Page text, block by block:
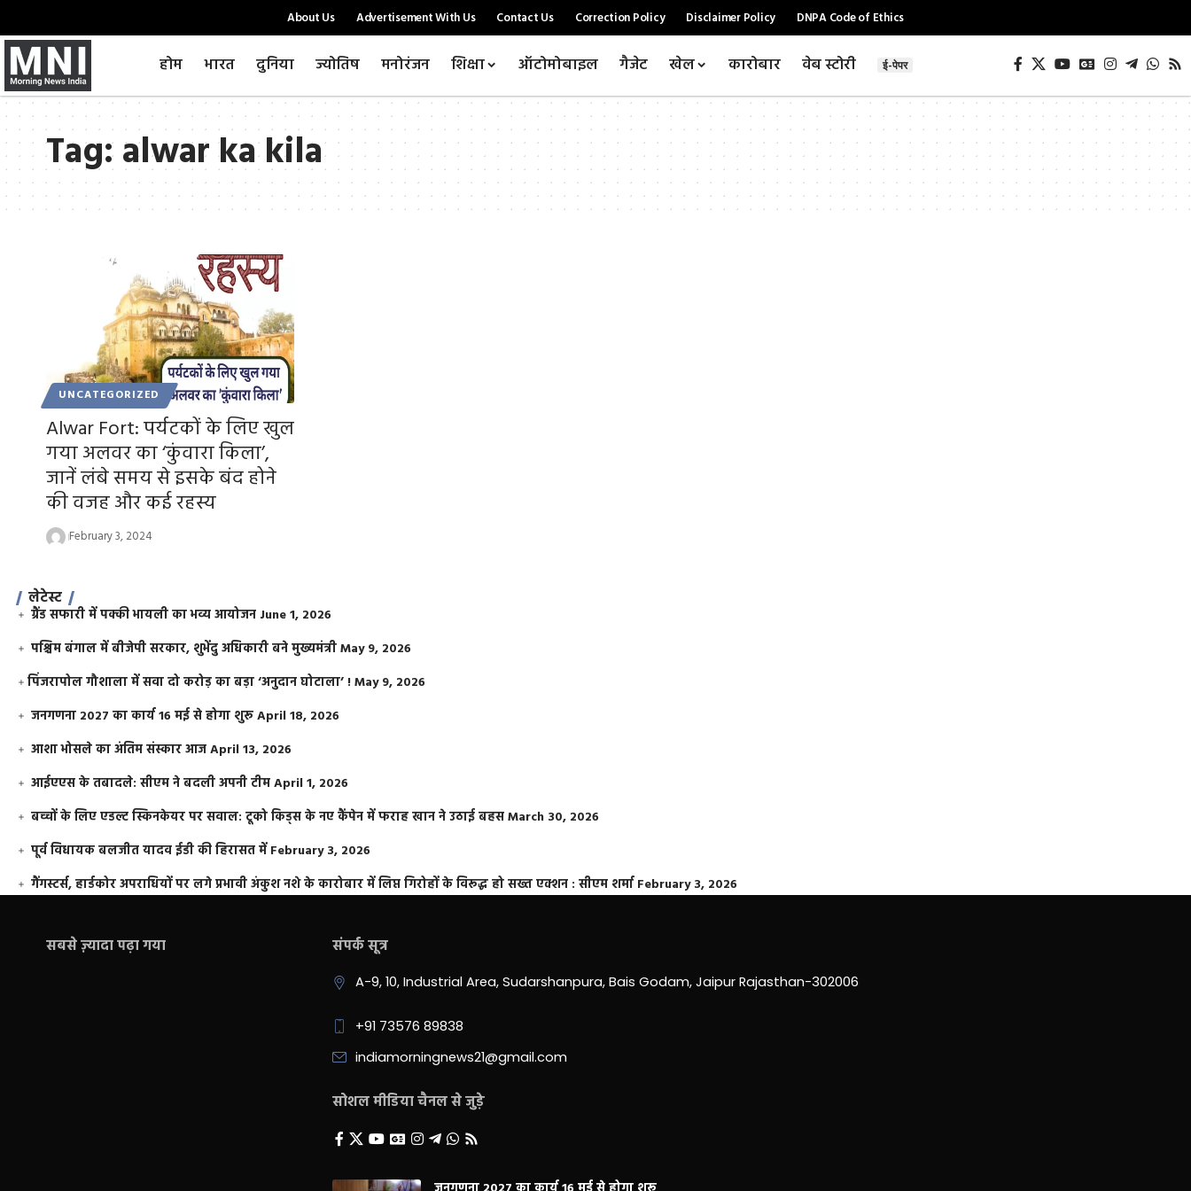
About Us Advertisement With Us Contact Us Correction Policy Disclaimer Policy DNPA Code of Ethics
होम भारत दुनिया ज्योतिष मनोरंजन शिक्षा ऑटोमोबाइल गैजेट खेल कारोबार वेब स्टोरी ई-पेपर
Tag:alwar ka kila
UNCATEGORIZED
Alwar Fort: पर्यटकों के लिए खुल
गया अलवर का ‘कुंवारा किला’,
जानें लंबे समय से इसके बंद होने
की वजह और कई रहस्य
February 3, 2024
लेटेस्ट
ग्रैंड सफारी में पक्की भायली का भव्य आयोजन June 1, 2026
पश्चिम बंगाल में बीजेपी सरकार, शुभेंदु अधिकारी बने मुख्यमंत्रीMay 9, 2026
​पिंजरापोल गौशाला में सवा दो करोड़ का बड़ा ‘अनुदान घोटाला’ !May 9, 2026
जनगणना 2027 का कार्य 16 मई से होगा शुरूApril 18, 2026
आशा भोसले का अंतिम संस्कार आजApril 13, 2026
आईएएस के तबादले: सीएम ने बदली अपनी टीमApril 1, 2026
बच्चों के लिए एडल्ट स्किनकेयर पर सवाल: टूको किड्स के नए कैंपेन में फराह खान ने उठाई बहसMarch 30, 2026
पूर्व विधायक बलजीत यादव ईडी की हिरासत में February 3, 2026
गैंगस्टर्स, हार्डकोर अपराधियों पर लगे प्रभावी अंकुश नशे के कारोबार में लिप्त गिरोहों के विरूद्ध हो सख्त एक्शन : सीएम शर्मा February 3, 2026
सबसे ज़्यादा पढ़ा गया संपर्क सूत्र
A-9, 10, Industrial Area, Sudarshanpura, Bais Godam, Jaipur Rajasthan-302006
+91 73576 89838
indiamorningnews21@gmail.com
सोशल मीडिया चैनल से जुड़े